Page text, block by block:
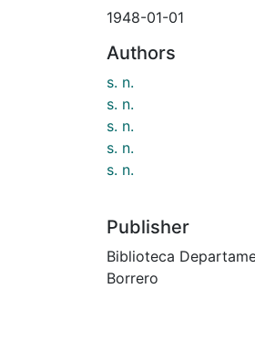
1948-01-01
Authors
s. n.
s. n.
s. n.
s. n.
s. n.
Publisher
Biblioteca
Borrero